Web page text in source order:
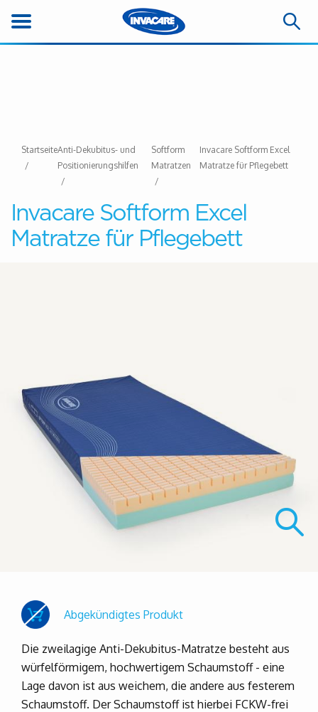
StartseiteAnti-Dekubitus- und
Positionierungshilfen
Softform
Matratzen
Invacare Softform Excel
Matratze für Pflegebett
Invacare Softform Excel
Matratze für Pflegebett
Abgekündigtes Produkt
Die zweilagige Anti-Dekubitus-Matratze besteht aus
würfelförmigem, hochwertigem Schaumstoff - eine
Lage davon ist aus weichem, die andere aus festerem
Schaumstoff. Der Schaumstoff ist hierbei FCKW-frei